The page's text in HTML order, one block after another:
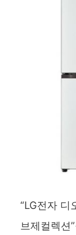
“LG전자 디
브제컬렉션